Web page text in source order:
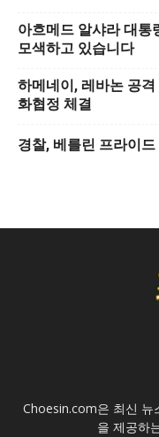
아흐메드 알샤라 대통
모색하고 있습니다
하메네이, 레바논 공
화협정 체결
경찰, 베를린 프라이
Choesin.com은 최신 뉴
을 제공하